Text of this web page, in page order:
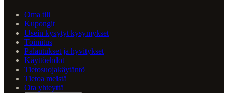
Oma tili
Kupongit
Usein kysytyt kysymykset
Toimitus
Palautukset ja hyvitykset
Käyttöehdot
Tietosuojakäytäntö
Tietoa meistä
Ota yhteyttä